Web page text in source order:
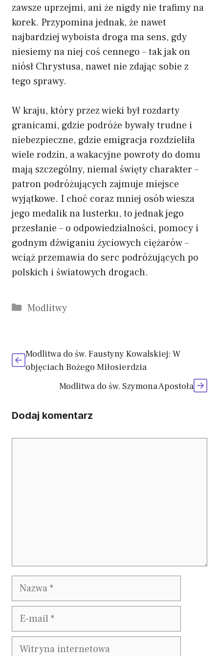
zawsze uprzejmi, ani że nigdy nie trafimy na
korek. Przypomina jednak, że nawet
najbardziej wyboista droga ma sens, gdy
niesiemy na niej coś cennego – tak jak on
niósł Chrystusa, nawet nie zdając sobie z
tego sprawy.
W kraju, który przez wieki był rozdarty
granicami, gdzie podróże bywały trudne i
niebezpieczne, gdzie emigracja rozdzieliła
wiele rodzin, a wakacyjne powroty do domu
mają szczególny, niemal święty charakter –
patron podróżujących zajmuje miejsce
wyjątkowe. I choć coraz mniej osób wiesza
jego medalik na lusterku, to jednak jego
przesłanie – o odpowiedzialności, pomocy i
godnym dźwiganiu życiowych ciężarów –
wciąż przemawia do serc podróżujących po
polskich i światowych drogach.
Kategorie
Modlitwy
Modlitwa do św. Faustyny Kowalskiej: W
objęciach Bożego Miłosierdzia
Modlitwa do św. Szymona Apostoła
Dodaj komentarz
Nazwa
E-
Witryna